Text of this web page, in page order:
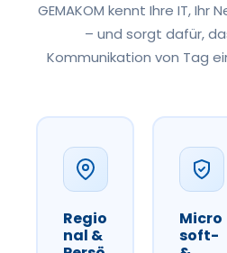
GEMAKOM kennt Ihre IT, Ihr
– und sorgt dafür,
Kommunikation von Tag
Regio
nal &
Micro
soft-